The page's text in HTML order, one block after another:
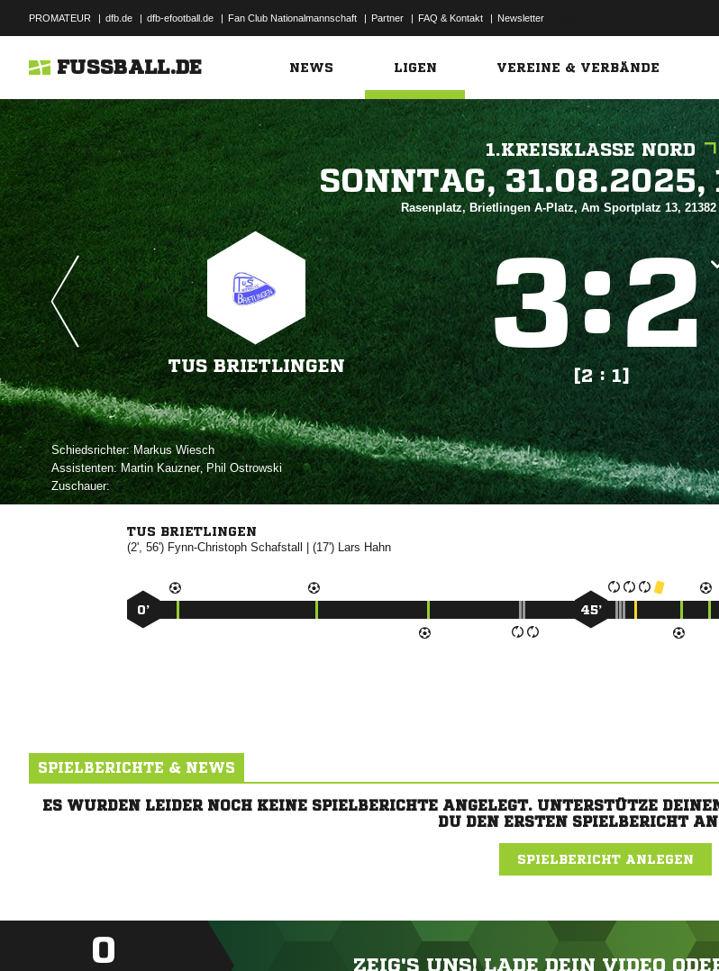
PROMATEUR | dfb.de | dfb-efootball.de | Fan Club Nationalmannschaft | Partner | FAQ & Kontakt | Newsletter
FUSSBALL.DE NEWS LIGEN VEREINE & VERBÄNDE
1.KREISKLASSE NORD
 
Rasenplatz, Brietlingen A-Platz, Am Sportplatz 13,
TUS BRIETLINGEN
:
[2 : 1]
Schiedsrichter: 
Assistenten: ,  
Zuschauer:
TUS BRIETLINGEN
(2', 56')  | (17')  
0’ 45’
SPIELBERICHTE & NEWS
ES WURDEN LEIDER NOCH KEINE SPIELBERICHTE ANGELEGT. UNTERSTÜTZE
DU DEN ERSTEN SPIELBERICHT
SPIELBERICHT ANLEGEN
0 ZEIG'S UNS! LADE DEIN VIDEO